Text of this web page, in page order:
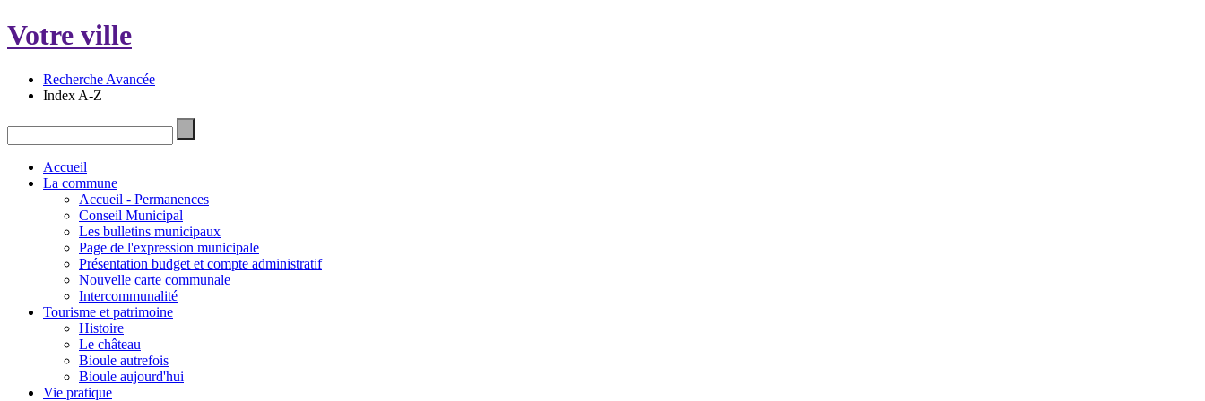
Votre ville
Recherche Avancée
Index A-Z
Accueil
La commune
Accueil - Permanences
Conseil Municipal
Les bulletins municipaux
Page de l'expression municipale
Présentation budget et compte administratif
Nouvelle carte communale
Intercommunalité
Tourisme et patrimoine
Histoire
Le château
Bioule autrefois
Bioule aujourd'hui
Vie pratique